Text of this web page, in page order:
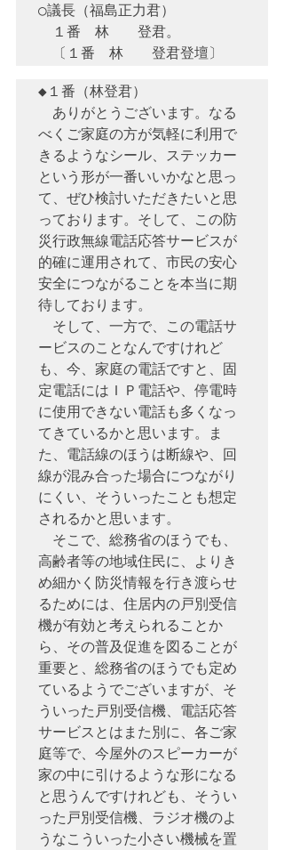
○議長（福島正力君）
１番　林　　登君。
◆１番（林登君）
ありがとうございます。なる
べくご家庭の方が気軽に利用で
きるようなシール、ステッカー
という形が一番いいかなと思っ
て、ぜひ検討いただきたいと思
っております。そして、この防
災行政無線電話応答サービスが
的確に運用されて、市民の安心
安全につながることを本当に期
待しております。
そして、一方で、この電話サ
ービスのことなんですけれど
も、今、家庭の電話ですと、固
定電話にはＩＰ電話や、停電時
に使用できない電話も多くなっ
てきているかと思います。ま
た、電話線のほうは断線や、回
線が混み合った場合につながり
にくい、そういったことも想定
されるかと思います。
そこで、総務省のほうでも、
高齢者等の地域住民に、よりき
め細かく防災情報を行き渡らせ
るためには、住居内の戸別受信
機が有効と考えられることか
ら、その普及促進を図ることが
重要と、総務省のほうでも定め
ているようでございますが、そ
ういった戸別受信機、電話応答
サービスとはまた別に、各ご家
庭等で、今屋外のスピーカーが
家の中に引けるような形になる
と思うんですけれども、そうい
った戸別受信機、ラジオ機のよ
うなこういった小さい機械を置